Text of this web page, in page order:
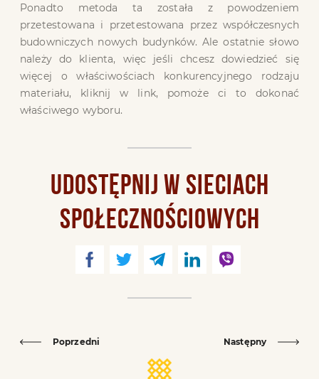
Ponadto metoda ta została z powodzeniem
przetestowana i przetestowana przez współczesnych
budowniczych nowych budynków. Ale ostatnie słowo
należy do klienta, więc jeśli chcesz dowiedzieć się
więcej o właściwościach konkurencyjnego rodzaju
materiału, kliknij w link, pomoże ci to dokonać
właściwego wyboru.
UDOSTĘPNIJ W SIECIACH
SPOŁECZNOŚCIOWYCH
Poprzedni Następny